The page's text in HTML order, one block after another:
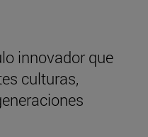
innovador que
culturas,